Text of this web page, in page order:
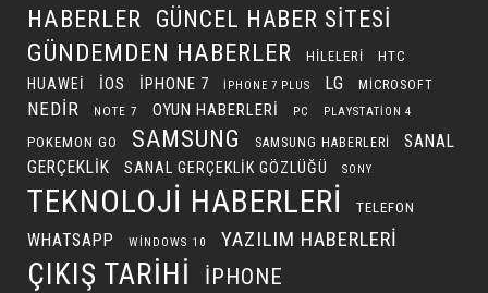
HABERLER
GÜNCEL HABER SITESI
GÜNDEMDEN HABERLER HILELERI HTC
HUAWEI IOS IPHONE 7 IPHONE 7 PLUS LG MICROSOFT
NEDIR NOTE 7 OYUN HABERLERI PC PLAYSTATION 4
POKEMON GO SAMSUNG SAMSUNG HABERLERI
SANAL
GERÇEKLIK
SANAL GERÇEKLIK GÖZLÜĞÜ SONY
TEKNOLOJI HABERLERI TELEFON
WHATSAPP WINDOWS 10 YAZILIM HABERLERI
ÇIKIŞ TARIHI İPHONE